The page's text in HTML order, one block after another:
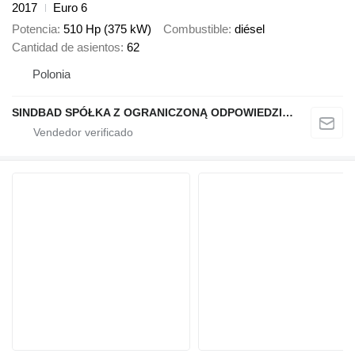
2017
Euro 6
Potencia 510 Hp (375 kW) Combustible diésel
Cantidad de asientos 62
Polonia
SINDBAD SPÓŁKA Z OGRANICZONĄ ODPOWIEDZIALNOŚCIĄ